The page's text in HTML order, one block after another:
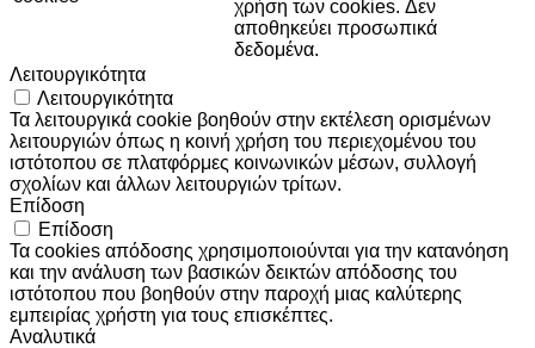
χρήση των cookies. Δεν
αποθηκεύει προσωπικά
δεδομένα.
Λειτουργικότητα
Λειτουργικότητα
Τα λειτουργικά cookie βοηθούν στην εκτέλεση ορισμένων
λειτουργιών όπως η κοινή χρήση του περιεχομένου του
ιστότοπου σε πλατφόρμες κοινωνικών μέσων, συλλογή
σχολίων και άλλων λειτουργιών τρίτων.
Επίδοση
Επίδοση
Τα cookies απόδοσης χρησιμοποιούνται για την κατανόηση
και την ανάλυση των βασικών δεικτών απόδοσης του
ιστότοπου που βοηθούν στην παροχή μιας καλύτερης
εμπειρίας χρήστη για τους επισκέπτες.
Αναλυτικά